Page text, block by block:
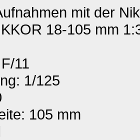
mit der
18-105 mm
11
1/125
105 mm